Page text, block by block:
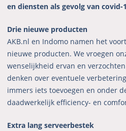
en diensten als gevolg van covid-
Drie nieuwe producten
AKB.nl en Indomo namen het
nieuwe producten. We vroegen
wenselijkheid ervan en
denken over eventuele
immers iets toevoegen en onder
daadwerkelijk efficiency- en
Extra lang serveerbestek